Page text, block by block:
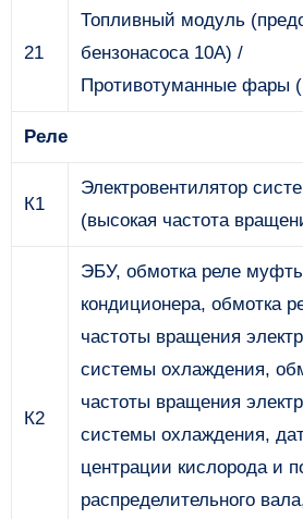
21
Топливный модуль
бензонасоса 10А) /
Противотуманные фары
Реле
К1
Электровентилятор
(высокая частота
К2
ЭБУ, обмотка реле
кондиционера, обмотка
частоты вращения
системы охлаждения,
частоты вращения
системы охлаждения,
центрации кислорода и
распределительного